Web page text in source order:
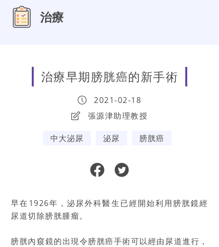
治療
治療早期膀胱癌的新手術
2021-02-18
張源津助理教授
中大泌尿 泌尿 膀胱癌
早在1926年，泌尿外科醫生已經開始利用膀胱鏡經
尿道切除膀胱腫瘤。
膀胱內窺鏡的出現令膀胱癌手術可以經由尿道進行，